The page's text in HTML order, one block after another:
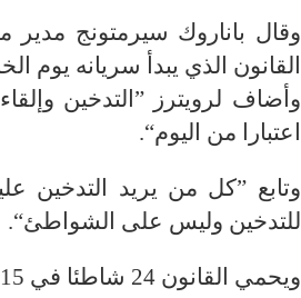
وقال باناروك سيرمتونج مدير
القانون الذي يبدأ سريانه
وأضاف لرويترز ”التدخين
اعتبارا من اليوم“.
وتابع ”كل من يريد التدخين
للتدخين وليس على الشواطئ“.
ويحمي القانون 24 شاطئا في 15 إقليما على ساحل أندامان وخليج تايلاند.